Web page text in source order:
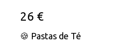
26 €
🍪 Pastas de Té